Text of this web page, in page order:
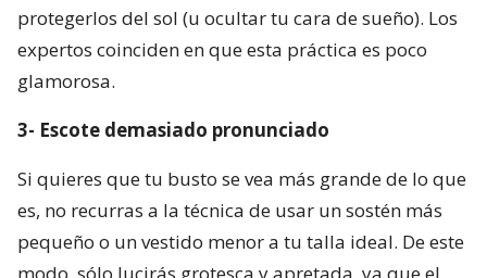
protegerlos del sol (u ocultar tu cara de sueño). Los
expertos coinciden en que esta práctica es poco
glamorosa.
3- Escote demasiado pronunciado
Si quieres que tu busto se vea más grande de lo que
es, no recurras a la técnica de usar un sostén más
pequeño o un vestido menor a tu talla ideal. De este
modo, sólo lucirás grotesca y apretada, ya que el